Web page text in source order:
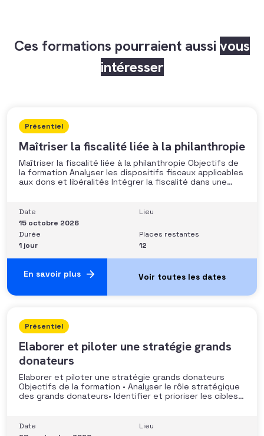
Ces formations pourraient aussi vous
intéresser
Présentiel
Maîtriser la fiscalité liée à la philanthropie
Maîtriser la fiscalité liée à la philanthropie Objectifs de
la formation Analyser les dispositifs fiscaux applicables
aux dons et libéralités Intégrer la fiscalité dans une
situations nécessitant un arbitrage juridique
Compétences et aptitudes Comprendre les régimes
Date
15 octobre 2026
Lieu
Durée
1 jour
Places restantes
12
En savoir plus
Présentiel
Elaborer et piloter une stratégie grands
donateurs
Elaborer et piloter une stratégie grands donateurs
Objectifs de la formation • Analyser le rôle stratégique
des grands donateurs• Identifier et prioriser les cibles à
parties prenantes• Construire un argumentaire
personnalisé et piloter le parcours
Date
Lieu